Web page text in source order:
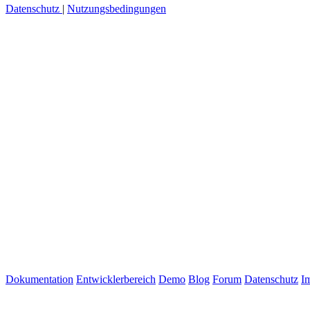
Datenschutz | Nutzungsbedingungen
Dokumentation Entwicklerbereich Demo Blog Forum Datenschutz